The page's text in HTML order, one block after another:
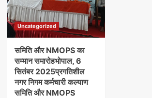
Uncategorized
समिति और NMOPS का
सम्मान समारोह​भोपाल, 6
सितंबर 2025​प्रगतिशील
नगर निगम कर्मचारी कल्याण
समिति और NMOPS